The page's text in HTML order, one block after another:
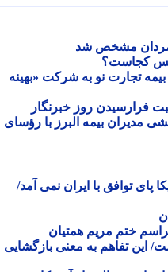
مشخص شد
کجاست؟
بیمه تجارت نو به شرکت «بهینه
روز خبرنگار
بیمه البرز با رؤسای
توافق با ایران نمی آمد/
ختم مریم همتیان
تفاهم به معنی بازگشایی